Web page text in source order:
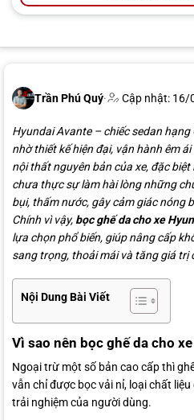
Trần Phú Quý· Cập nhật:
Hyundai Avante – chiếc sedan
nhờ thiết kế hiện đại, vận hành êm
nội thất nguyên bản của xe, đặc
chưa thực sự làm hài lòng những
bụi, thấm nước, gây cảm giác nóng
Chính vì vậy, bọc ghế da cho xe
lựa chọn phổ biến, giúp nâng cấp
sang trọng, thoải mái và tăng giá trị
Nội Dung Bài Viết
Vì sao nên bọc ghế da cho
Ngoại trừ một số bản cao cấp thì
vẫn chỉ được bọc vải nỉ, loại chất
trải nghiệm của người dùng.